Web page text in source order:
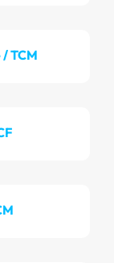
TCM